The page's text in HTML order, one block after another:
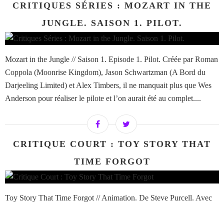
CRITIQUES SÉRIES : MOZART IN THE
JUNGLE. SAISON 1. PILOT.
Mozart in the Jungle // Saison 1. Episode 1. Pilot. Créée par Roman
Coppola (Moonrise Kingdom), Jason Schwartzman (A Bord du
Darjeeling Limited) et Alex Timbers, il ne manquait plus que Wes
Anderson pour réaliser le pilote et l’on aurait été au complet....
CRITIQUE COURT : TOY STORY THAT
TIME FORGOT
Toy Story That Time Forgot // Animation. De Steve Purcell. Avec